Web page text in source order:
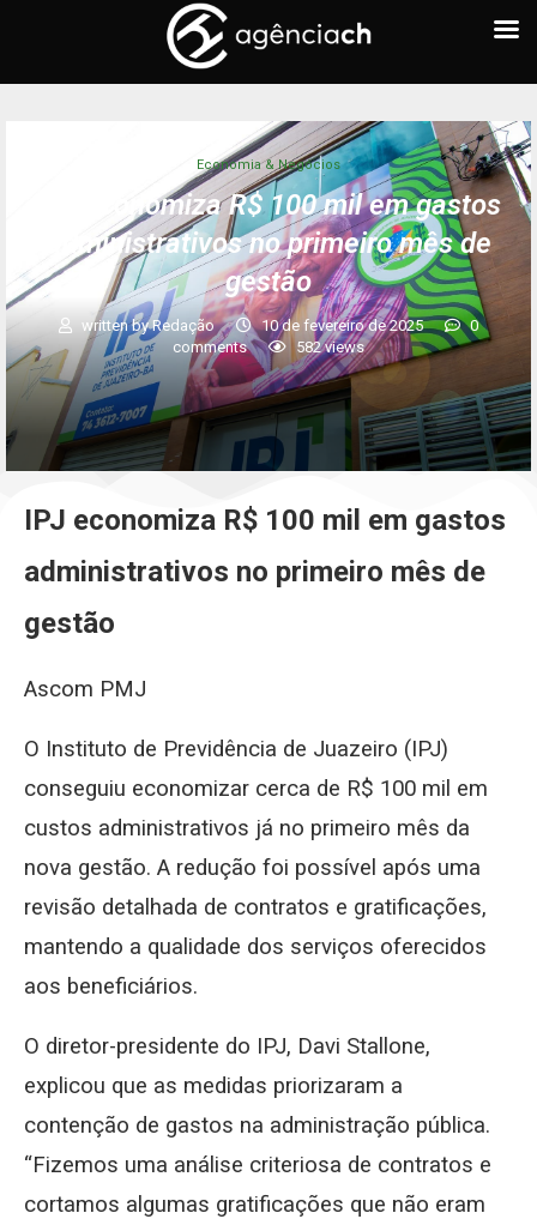
Economia & Negócios
IPJ economiza R$ 100 mil em gastos
administrativos no primeiro mês de
gestão
written byRedação 10 de fevereiro de 2025
0
comments
582views
IPJ economiza R$ 100 mil em gastos
administrativos no primeiro mês de
gestão
Ascom PMJ
O Instituto de Previdência de Juazeiro (IPJ)
conseguiu economizar cerca de R$ 100 mil em
custos administrativos já no primeiro mês da
nova gestão. A redução foi possível após uma
revisão detalhada de contratos e gratificações,
mantendo a qualidade dos serviços oferecidos
aos beneficiários.
O diretor-presidente do IPJ, Davi Stallone,
explicou que as medidas priorizaram a
contenção de gastos na administração pública.
“Fizemos uma análise criteriosa de contratos e
cortamos algumas gratificações que não eram